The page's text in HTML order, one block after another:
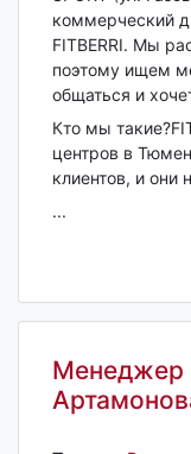
коммерческий
FITBERRI. Мы
поэтому ищем
общаться и
Кто мы
центров в
клиентов, и они
...
Менеджер